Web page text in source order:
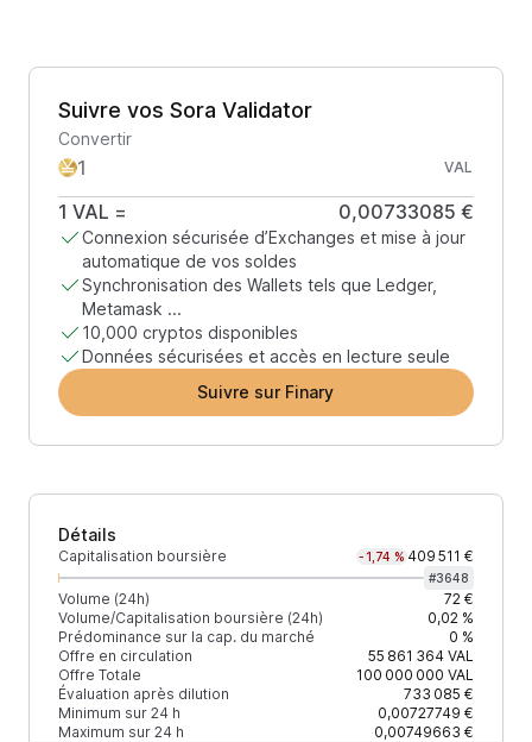
Suivre vos Sora Validator
Convertir
VAL
1 VAL = 0,00733085 €
Connexion sécurisée d’Exchanges et mise à jour
automatique de vos soldes
Synchronisation des Wallets tels que Ledger,
Metamask ...
10,000 cryptos disponibles
Données sécurisées et accès en lecture seule
Suivre sur Finary
Détails
Capitalisation boursière -1,74 % 409 511 €
#3648
Volume (24h)
72 €
Volume/Capitalisation boursière (24h)
0,02 %
Prédominance sur la cap. du marché
0 %
Offre en circulation
55 861 364VAL
Offre Totale
100 000 000 VAL
Évaluation après dilution
733 085 €
Minimum sur 24 h
0,00727749 €
Maximum sur 24 h
0,00749663 €